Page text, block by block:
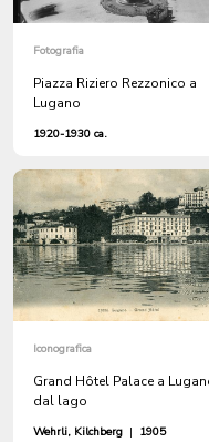
Fotografia
Piazza Riziero Rezzonico a
Lugano
1920-1930 ca.
Iconografica
Grand Hôtel Palace a
dal lago
Wehrli, Kilchberg | 1905